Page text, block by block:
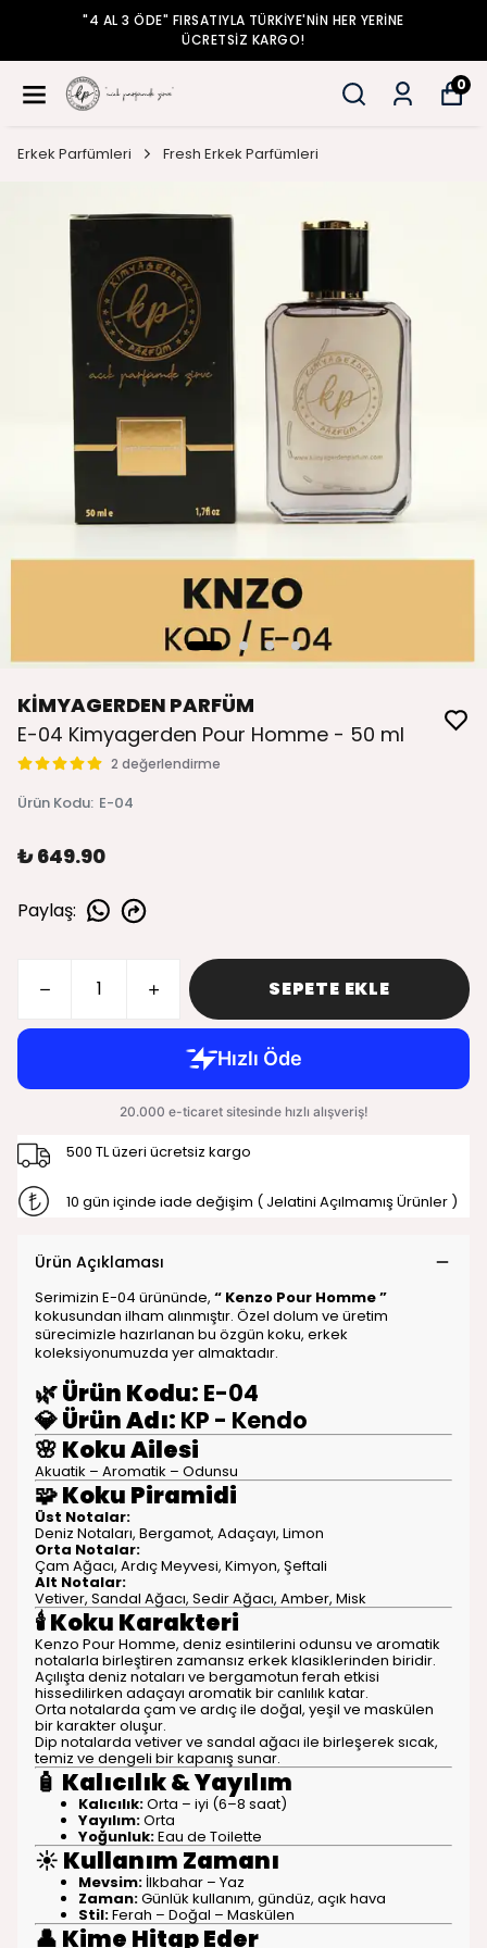
"4 AL 3 ÖDE" FIRSATIYLA TÜRKİYE'NİN HER YERİNE
ÜCRETSİZ KARGO!
0
Erkek Parfümleri Fresh Erkek Parfümleri
KİMYAGERDEN PARFÜM
E-04 Kimyagerden Pour Homme - 50 ml
2 değerlendirme
Ürün Kodu: E-04
₺ 649.90
Paylaş:
SEPETE EKLE
500 TL üzeri ücretsiz kargo
10 gün içinde iade değişim ( Jelatini Açılmamış Ürünler )
Ürün Açıklaması
Serimizin E-04 ürününde, “ Kenzo Pour Homme ”
kokusundan ilham alınmıştır. Özel dolum ve üretim
sürecimizle hazırlanan bu özgün koku, erkek
koleksiyonumuzda yer almaktadır.
🌿Ürün Kodu: E-04
💎Ürün Adı: KP - Kendo
🌸 Koku Ailesi
Akuatik – Aromatik – Odunsu
🧩Koku Piramidi
Üst Notalar:
Deniz Notaları, Bergamot, Adaçayı, Limon
Orta Notalar:
Çam Ağacı, Ardıç Meyvesi, Kimyon, Şeftali
Alt Notalar:
Vetiver, Sandal Ağacı, Sedir Ağacı, Amber, Misk
🕯️Koku Karakteri
Kenzo Pour Homme, deniz esintilerini odunsu ve aromatik
notalarla birleştiren zamansız erkek klasiklerinden biridir.
Açılışta deniz notaları ve bergamotun ferah etkisi
hissedilirken adaçayı aromatik bir canlılık katar.
Orta notalarda çam ve ardıç ile doğal, yeşil ve maskülen
bir karakter oluşur.
Dip notalarda vetiver ve sandal ağacı ile birleşerek sıcak,
temiz ve dengeli bir kapanış sunar.
🧴 Kalıcılık & Yayılım
Kalıcılık:Orta – iyi (6–8 saat)
Yayılım:Orta
Yoğunluk:Eau de Toilette
☀️ Kullanım Zamanı
Mevsim: İlkbahar – Yaz
Zaman:Günlük kullanım, gündüz, açık hava
Stil:Ferah – Doğal – Maskülen
👤 Kime Hitap Eder